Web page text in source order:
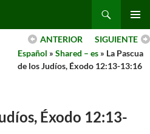
MENU
SIGUIENTE
ANTERIOR
Español » Shared – es » La Pascua
de los Judíos, Éxodo 12:13-13:16
Éxodo 12:13-